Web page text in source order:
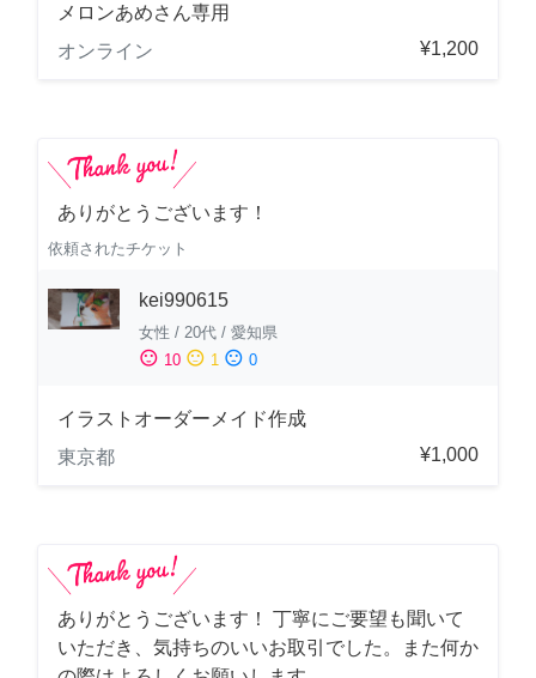
メロンあめさん専用
オンライン
¥1,200
ありがとうございます！
依頼されたチケット
kei990615
女性 / 20代 / 愛知県
sentiment_satisfied 10 sentiment_neutral 1 sentiment_dissatisfied 0
イラストオーダーメイド作成
東京都
¥1,000
ありがとうございます！ 丁寧にご要望も聞いて
いただき、気持ちのいいお取引でした。また何か